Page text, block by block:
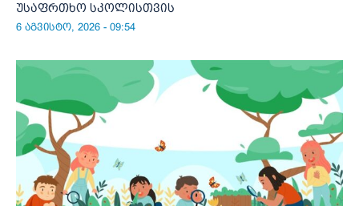
უსაფრთხო სკოლისთვის
6 აგვისტო, 2026 - 09:54